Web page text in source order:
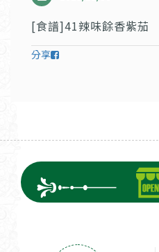
[食譜]41辣味餘香紫茄
分享